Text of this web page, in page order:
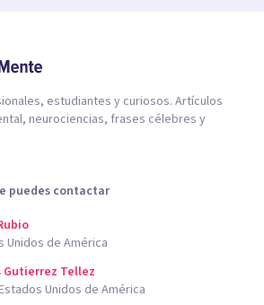
estudiantes y curiosos. Artículos
neurociencias, frases célebres y
puedes contactar
Unidos de América
Gutierrez Tellez
Unidos de América